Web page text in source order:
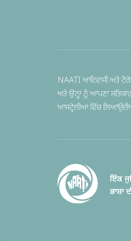
NAATI ਆਦਿਵਾਸੀ ਅਤੇ
ਅਤੇ ਉਨ੍ਹਾਂ ਨੂੰ ਆਪਣਾ
ਆਸਟ੍ਰੇਲੀਆ ਵਿੱਚ
ਇੱਕ
ਭਾਸ਼ਾ